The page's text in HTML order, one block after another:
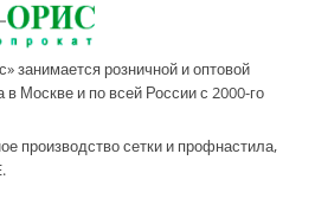
занимается розничной и оптовой
Москве и по всей России с 2000-го
производство сетки и профнастила,